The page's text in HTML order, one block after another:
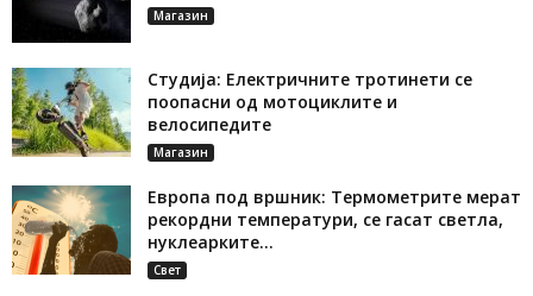
Магазин
Студија: Електричните тротинети се
поопасни од мотоциклите и
велосипедите
Магазин
Европа под вршник: Термометрите мерат
рекордни температури, се гасат светла,
нуклеарките...
Свет